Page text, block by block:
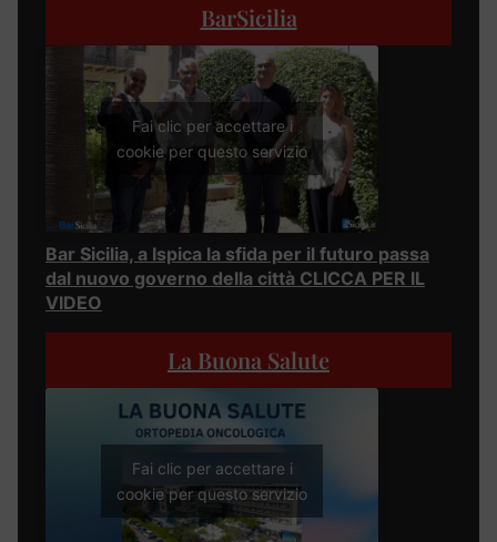
BarSicilia
Fai clic per accettare i
cookie per questo servizio
Bar Sicilia, a Ispica la sfida per il futuro passa
dal nuovo governo della città CLICCA PER IL
VIDEO
La Buona Salute
Fai clic per accettare i
cookie per questo servizio